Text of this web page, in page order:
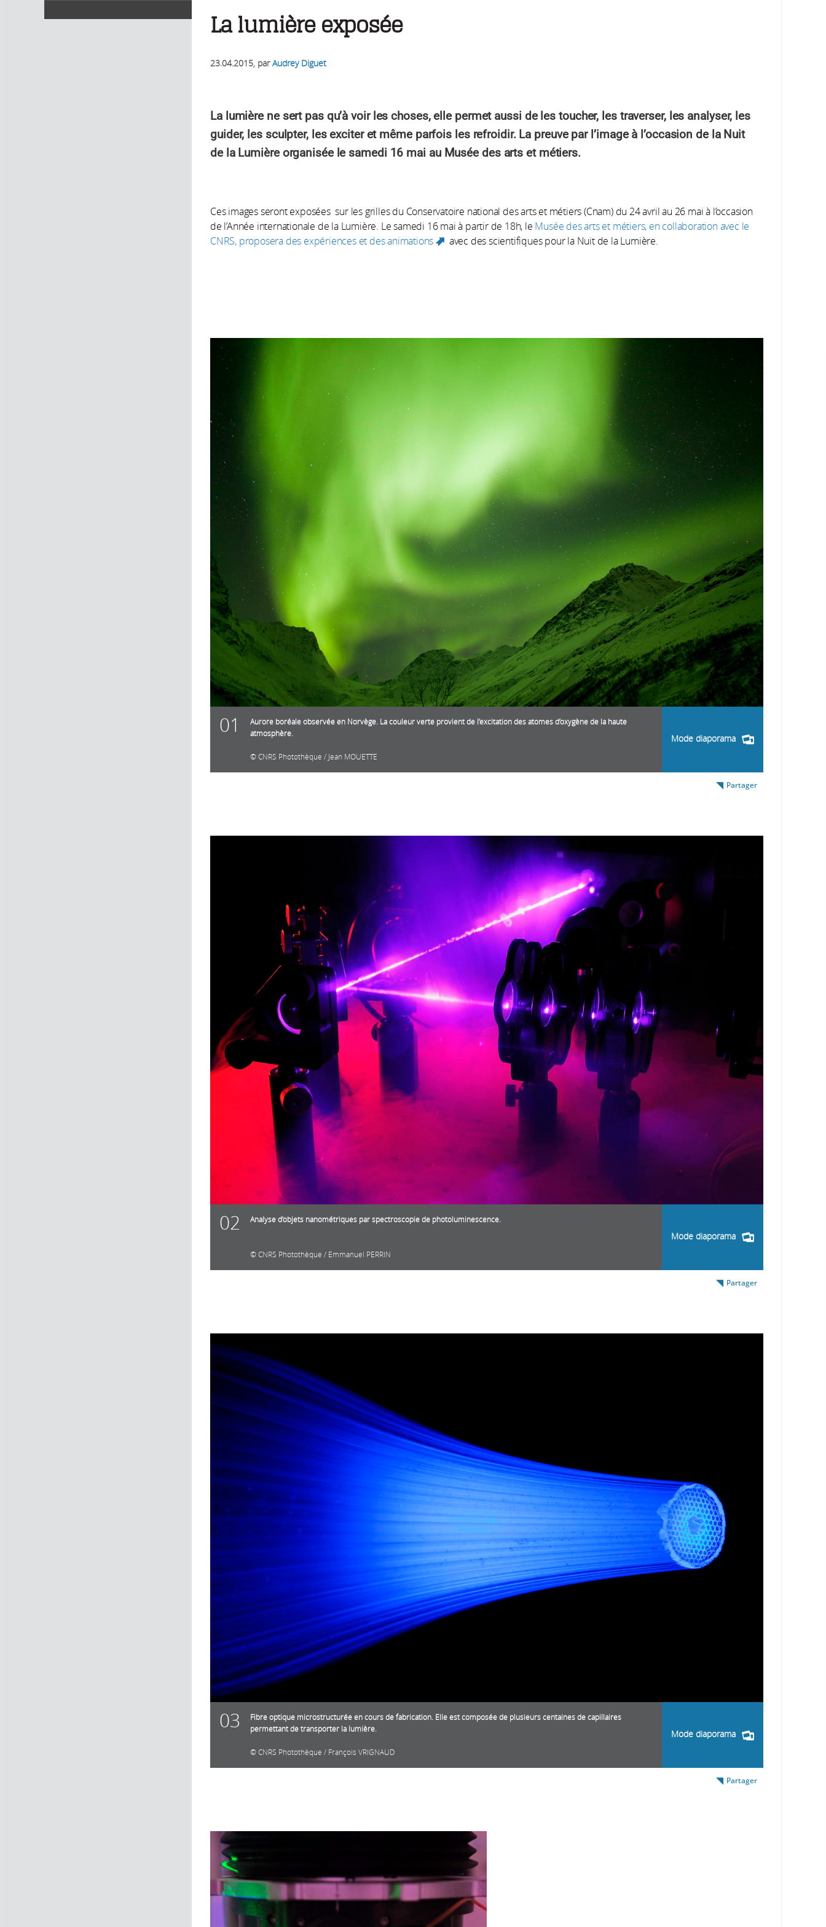
La lumière exposée
23.04.2015, parAudrey Diguet
La lumière ne sert pas qu’à voir les choses, elle permet aussi de les toucher, les traverser, les analyser, les
guider, les sculpter, les exciter et même parfois les refroidir. La preuve par l’image à l’occasion de la Nuit
de la Lumière organisée le samedi 16 mai au Musée des arts et métiers.
Ces images seront exposées sur les grilles du Conservatoire national des arts et métiers (Cnam) du 24 avril au 26 mai à l’occasion
de l’Année internationale de la Lumière. Le samedi 16 mai à partir de 18h, le Musée des arts et métiers, en collaboration avec le
CNRS, proposera des expériences et des animations
(link is external)
avec des scientifiques pour la Nuit de la Lumière.
01
Aurore boréale observée en Norvège. La couleur verte provient de l’excitation des atomes d’oxygène de la haute
atmosphère.
CNRS Photothèque / Jean MOUETTE
Mode diaporama
Partager
02 Analyse d’objets nanométriques par spectroscopie de photoluminescence.
CNRS Photothèque / Emmanuel PERRIN
Mode diaporama
Partager
03
Fibre optique microstructurée en cours de fabrication. Elle est composée de plusieurs centaines de capillaires
permettant de transporter la lumière.
CNRS Photothèque / François VRIGNAUD
Mode diaporama
Partager